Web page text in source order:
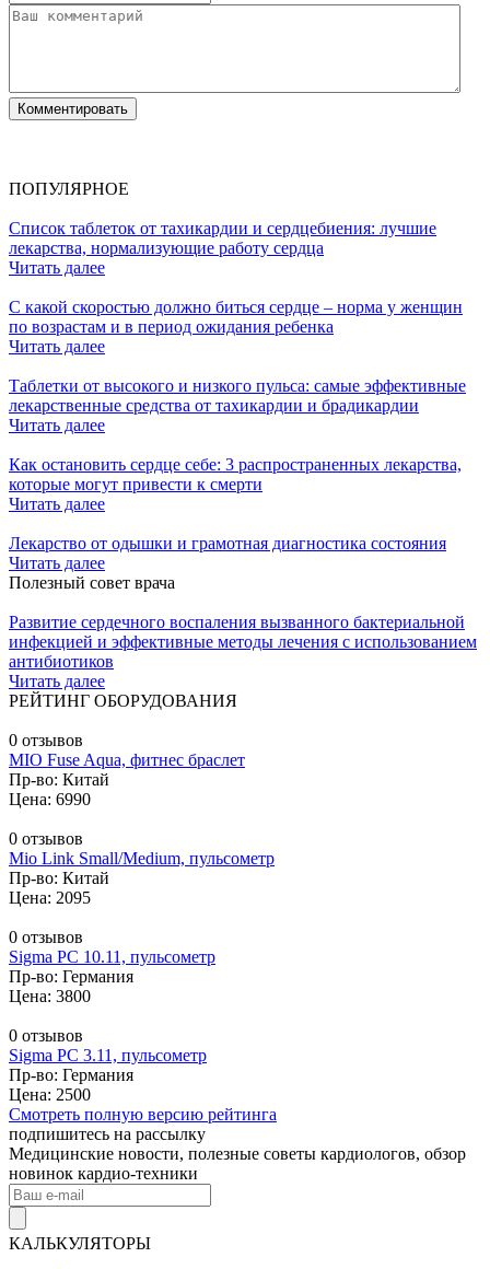
ПОПУЛЯРНОЕ
Список таблеток от тахикардии и сердцебиения: лучшие
лекарства, нормализующие работу сердца
Читать далее
С какой скоростью должно биться сердце – норма у женщин
по возрастам и в период ожидания ребенка
Читать далее
Таблетки от высокого и низкого пульса: самые эффективные
лекарственные средства от тахикардии и брадикардии
Читать далее
Как остановить сердце себе: 3 распространенных лекарства,
которые могут привести к смерти
Читать далее
Лекарство от одышки и грамотная диагностика состояния
Читать далее
Полезный совет врача
Развитие сердечного воспаления вызванного бактериальной
инфекцией и эффективные методы лечения с использованием
антибиотиков
Читать далее
РЕЙТИНГ ОБОРУДОВАНИЯ
0 отзывов
MIO Fuse Aqua, фитнес браслет
Пр-во: Китай
Цена: 6990
0 отзывов
Mio Link Small/Medium, пульсометр
Пр-во: Китай
Цена: 2095
0 отзывов
Sigma PC 10.11, пульсометр
Пр-во: Германия
Цена: 3800
0 отзывов
Sigma PC 3.11, пульсометр
Пр-во: Германия
Цена: 2500
Смотреть полную версию рейтинга
подпишитесь на рассылку
Медицинские новости, полезные советы кардиологов, обзор
новинок кардио-техники
КАЛЬКУЛЯТОРЫ